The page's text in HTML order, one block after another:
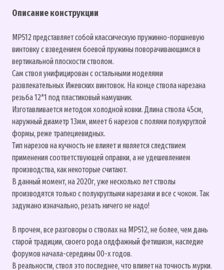
Описание конструкции
МР512 представляет собой классическую пружинно-поршневую
винтовку с взведением боевой пружины поворачивающимся в
вертикальной плоскости стволом.
Сам ствол унифицирован с остальными моделями
развлекательных Ижевских винтовок. На конце ствола нарезана
резьба 12*1 под пластиковый намушник.
Изготавливается методом холодной ковки. Длина ствола 45см,
наружный диаметр 13мм, имеет 6 нарезов с полями полукруглой
формы, реже трапециевидных.
Тип нарезов на кучность не влияет и является следствием
применения соответствующей оправки, а не удешевлением
производства, как некоторые считают.
В данный момент, на 2020г, уже несколько лет стволы
производятся только с полукруглыми нарезами и все с чоком. Так
задумано изначально, резать ничего не надо!
В прочем, все разговоры о стволах на МР512, не более, чем дань
старой традиции, своего рода олдфажный фетишизм, наследие
форумов начала-середины 00-х годов.
В реальности, ствол это последнее, что влияет на точность мурки.